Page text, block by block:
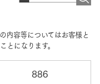
内容等についてはお客様と
とになります。
886